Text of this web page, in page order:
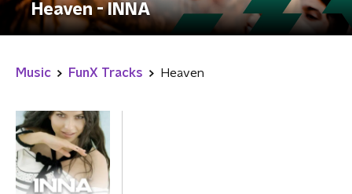
Heaven - INNA
Music FunX Tracks Heaven